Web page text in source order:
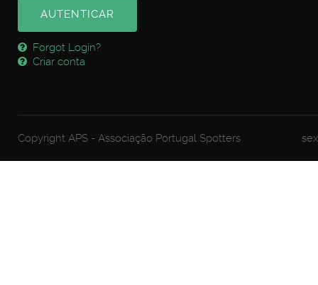
AUTENTICAR
Forgot Login?
Criar conta
Copyright APS - Associação Portugal Spotters